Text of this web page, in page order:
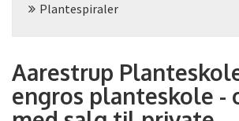
Plantespiraler
Aarestrup
engros planteskole -